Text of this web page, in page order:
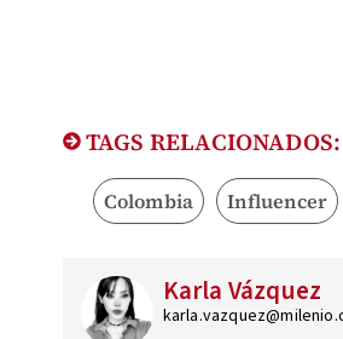
TAGS RELACIONADOS:
Colombia Influencer
Karla Vázquez